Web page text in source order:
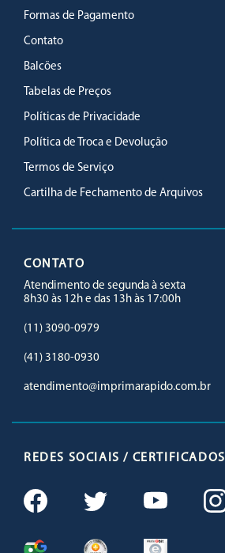
Formas de Pagamento
Contato
Balcões
Tabelas de Preços
Políticas de Privacidade
Política de Troca e Devolução
Termos de Serviço
Cartilha de Fechamento de Arquivos
CONTATO
Atendimento de segunda à sexta
8h30 às 12h e das 13h às 17:00h
(11) 3090-0979
(41) 3180-0930
atendimento@imprimarapido.com.br
REDES SOCIAIS / CERTIFICADOS